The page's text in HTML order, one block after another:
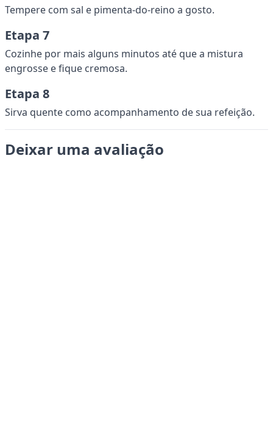
Tempere com sal e pimenta-do-reino a gosto.
Etapa 7
Cozinhe por mais alguns minutos até que a mistura
engrosse e fique cremosa.
Etapa 8
Sirva quente como acompanhamento de sua refeição.
Deixar uma avaliação